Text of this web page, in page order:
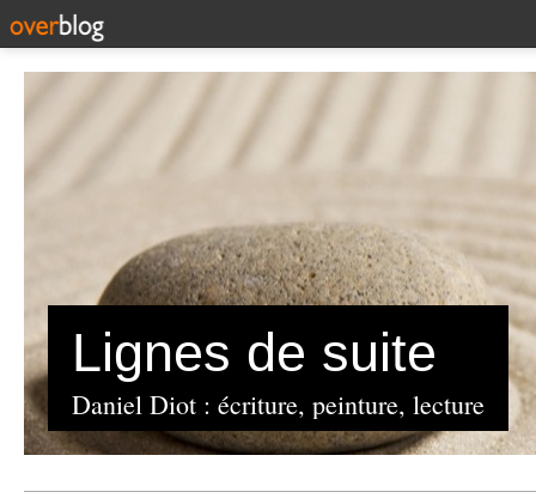
Lignes de suite
Daniel Diot : écriture, peinture, lecture